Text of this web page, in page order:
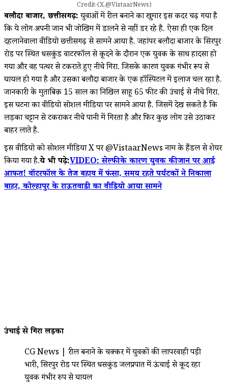
Credit-(X,@VistaarNews)
बलौदा बाजार, छत्तीसगढ़:युवाओं में रील बनाने का खुमार इस कदर चढ़ गया है
कि ये लोग अपनी जान भी जोखिम में डालने से नहीं डर रहे है. ऐसा ही एक दिल
दहलानेवाला वीडियो छत्तीसगढ़ से सामने आया है. जहांपर बलौदा बाजार के सिरपुर
रोड पर स्थित धसकुंड वाटरफॉल से कूदने के दौरान एक युवक के साथ हादसा हो
गया और वह पत्थर से टकराते हुए नीचे गिरा. जिसके कारण युवक गंभीर रूप से
घायल हो गया है और उसका बलौदा बाजार के एक हॉस्पिटल में इलाज चल रहा है.
जानकारी के मुताबिक़ 15 साल का निखिल साहू 65 फीट की उंचाई से नीचे गिरा.
इस घटना का वीडियो सोशल मीडिया पर सामने आया है. जिसमें देख सकते है कि
लड़का चट्टान से टकराकर नीचे पानी में गिरता है और फिर कुछ लोग उसे उठाकर
बाहर लाते है.
इस वीडियो को सोशल मीडिया X पर @VistaarNews नाम के हैंडल से शेयर
किया गया है.ये भी पढ़े:VIDEO: सेल्फी के कारण युवक की जान पर आई
आफत! वॉटरफॉल के तेज बहाव में फंसा, समय रहते पर्यटकों ने निकाला
बाहर, कोल्हापुर के राऊतवाडी का वीडियो आया सामने
उंचाई से गिरा लड़का
CG News | रील बनाने के चक्कर में युवकों की लापरवाही पड़ी
भारी, सिरपुर रोड पर स्थित धसकुंड जलप्रपात में ऊंचाई से कूद रहा
युवक गंभीर रुप से घायल